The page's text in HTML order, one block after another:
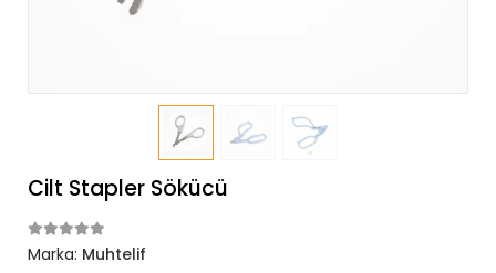
Cilt Stapler Sökücü
Marka: Muhtelif